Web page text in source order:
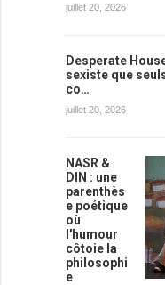
juillet 20, 2026
Desperate
sexiste que
co…
juillet 20, 2026
NASR &
DIN : une
parenthès
e poétique
où
l'humour
côtoie la
philosophi
e